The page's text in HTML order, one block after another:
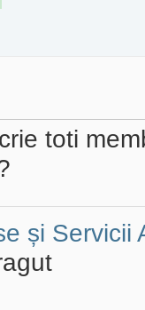
toti
și Servicii